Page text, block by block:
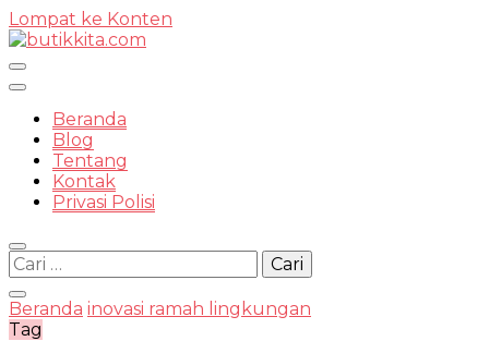
Lompat ke Konten
Beranda
Blog
Tentang
Kontak
Privasi Polisi
Cari
untuk:
Beranda inovasi ramah lingkungan
Tag